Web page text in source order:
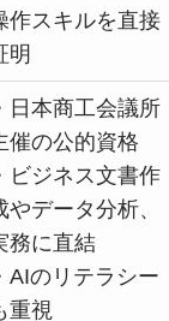
作スキルを直接
明
日本商工会議所
催の公的資格
ビジネス文書作
やデータ分析、
務に直結
AIのリテラシー
重視